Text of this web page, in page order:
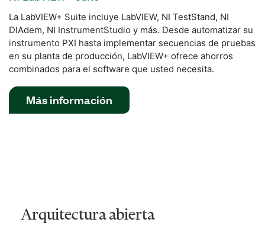
La LabVIEW+ Suite incluye LabVIEW, NI TestStand, NI
DIAdem, NI InstrumentStudio y más. Desde automatizar su
instrumento PXI hasta implementar secuencias de pruebas
en su planta de producción, LabVIEW+ ofrece ahorros
combinados para el software que usted necesita.
Más información
Arquitectura abierta